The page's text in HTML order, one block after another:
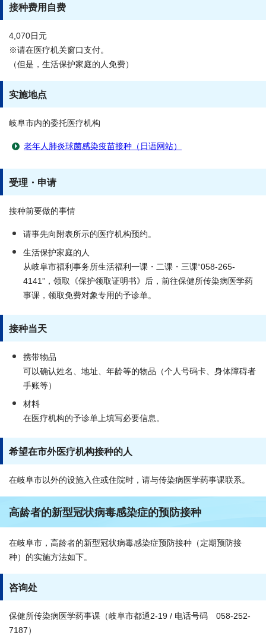
接种费用自费
4,070日元
※请在医疗机关窗口支付。
（但是，生活保护家庭的人免费）
实施地点
岐阜市内的委托医疗机构
老年人肺炎球菌感染疫苗接种（日语网站）
受理・申请
接种前要做的事情
请事先向附表所示的医疗机构预约。
生活保护家庭的人
从岐阜市福利事务所生活福利一课・二课・三课“058-265-
4141”，领取《保护领取证明书》后，前往保健所传染病医学药
事课，领取免费对象专用的予诊单。
接种当天
携带物品
可以确认姓名、地址、年龄等的物品（个人号码卡、身体障碍者
手账等）
材料
在医疗机构的予诊单上填写必要信息。
希望在市外医疗机构接种的人
在岐阜市以外的设施入住或住院时，请与传染病医学药事课联系。
高龄者的新型冠状病毒感染症的预防接种
在岐阜市，高龄者的新型冠状病毒感染症预防接种（定期预防接
种）的实施方法如下。
咨询处
保健所传染病医学药事课（岐阜市都通2-19 / 电话号码 058-252-
7187）